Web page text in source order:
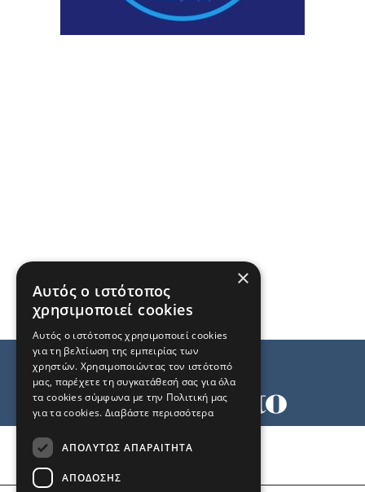
×
Αυτός ο ιστότοπος
χρησιμοποιεί cookies
Αυτός ο ιστότοπος χρησιμοποιεί cookies
για τη βελτίωση της εμπειρίας των
χρηστών. Χρησιμοποιώντας τον ιστότοπό
μας, παρέχετε τη συγκατάθεσή σας για όλα
τα cookies σύμφωνα με την Πολιτική μας
για τα cookies. Διαβάστε περισσότερα
ΑΠΟΛΎΤΩΣ ΑΠΑΡΑΊΤΗΤΑ
ΑΠΌΔΟΣΗΣ